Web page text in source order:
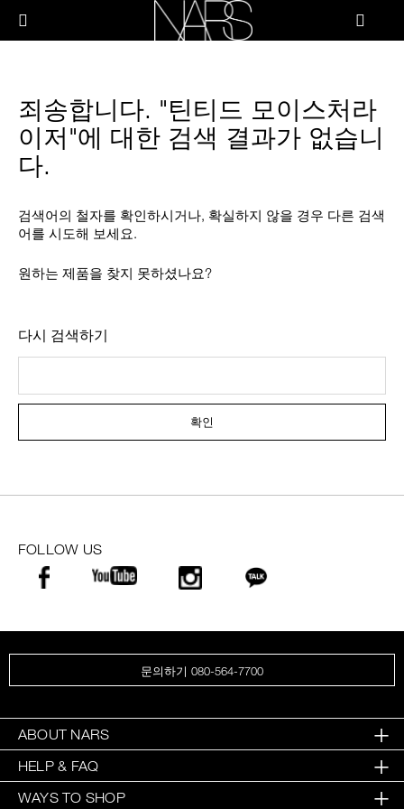
main
content
페이스
치크
립
아이
죄송합니다. "틴티드 모이스처라
이저"에 대한 검색 결과가 없습니
다.
검색어의 철자를 확인하시거나, 확실하지 않을 경우 다른 검색
어를 시도해 보세요.
원하는 제품을 찾지 못하셨나요?
다시 검색하기
확인
FOLLOW US
문의하기 080-564-7700
ABOUT NARS
HELP & FAQ
WAYS TO SHOP